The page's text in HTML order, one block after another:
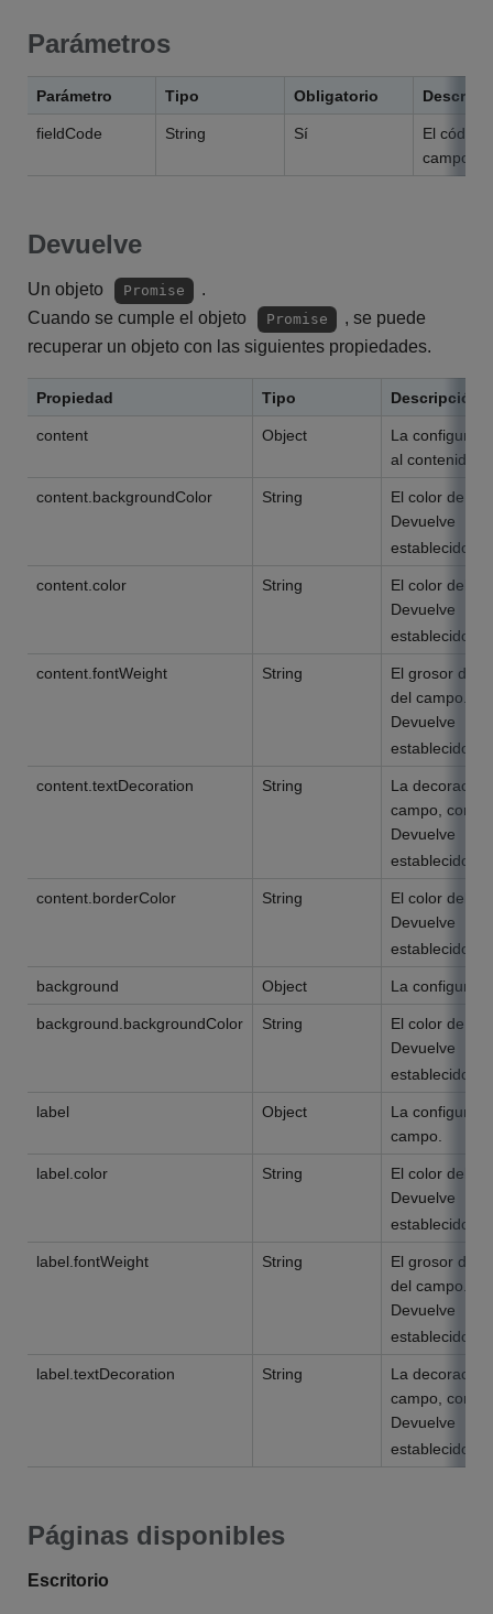
Parámetros
Parámetro Tipo Obligatorio
fieldCode String Sí
El código
campo.
Devuelve
Un objeto Promise
.
Cuando se cumple el objeto
Promise
, se puede
recuperar un objeto con las siguientes propiedades.
Propiedad Tipo Descripción
content Object
La
al contenido
content.backgroundColor String
El color de
Devuelve
establecido.
content.color String
El color del
Devuelve
establecido.
content.fontWeight String
El grosor de
del campo.
Devuelve
establecido.
content.textDecoration String
La
campo, como
Devuelve
establecido.
content.borderColor String
El color del
Devuelve
establecido.
background Object La
background.backgroundColor String
El color de
Devuelve
establecido.
label Object
La
campo.
label.color String
El color del
Devuelve
establecido.
label.fontWeight String
El grosor de
del campo.
Devuelve
establecido.
label.textDecoration String
La
campo, como
Devuelve
establecido.
Páginas disponibles
Escritorio